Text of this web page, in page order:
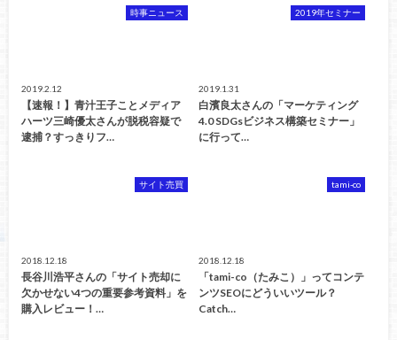
時事ニュース
2019.2.12
【速報！】青汁王子ことメディア
ハーツ三崎優太さんが脱税容疑で
逮捕？すっきりフ…
2019年セミナー
2019.1.31
白濱良太さんの「マーケティング
4.0 SDGsビジネス構築セミナー」
に行って…
サイト売買
2018.12.18
長谷川浩平さんの「サイト売却に
欠かせない4つの重要参考資料」を
購入レビュー！…
tami-co
2018.12.18
「tami-co（たみこ）」ってコンテ
ンツSEOにどういいツール？
Catch…